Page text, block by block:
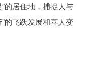
的居住地，捕捉人与
的飞跃发展和喜人变